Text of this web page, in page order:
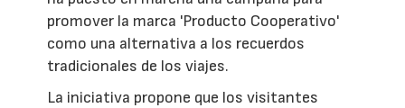
promover la marca 'Producto Cooperativo'
como una alternativa a los recuerdos
tradicionales de los viajes.
La iniciativa propone que los visitantes